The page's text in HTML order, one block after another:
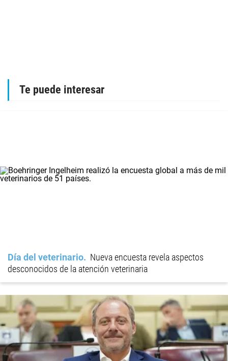
Te puede interesar
Día del veterinario
Nueva encuesta revela aspectos
desconocidos de la atención veterinaria